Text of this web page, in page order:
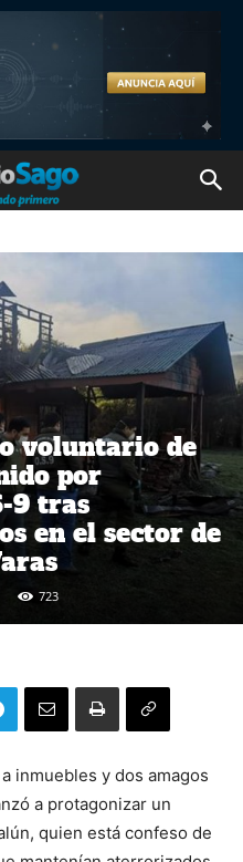
voluntario de
por
9 tras
en el sector de
723
inmuebles y dos amagos
a protagonizar un
quien está confeso de